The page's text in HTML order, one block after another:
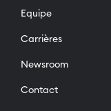
Equipe
Carrières
Newsroom
Contact